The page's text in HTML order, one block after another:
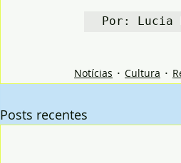
Por: Lucia
Notícias Cultura
Posts recentes